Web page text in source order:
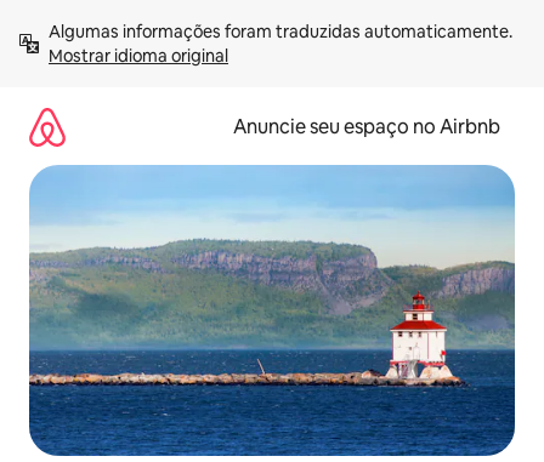
para
Mostrar idioma original
Anuncie seu espaço no Airbnb